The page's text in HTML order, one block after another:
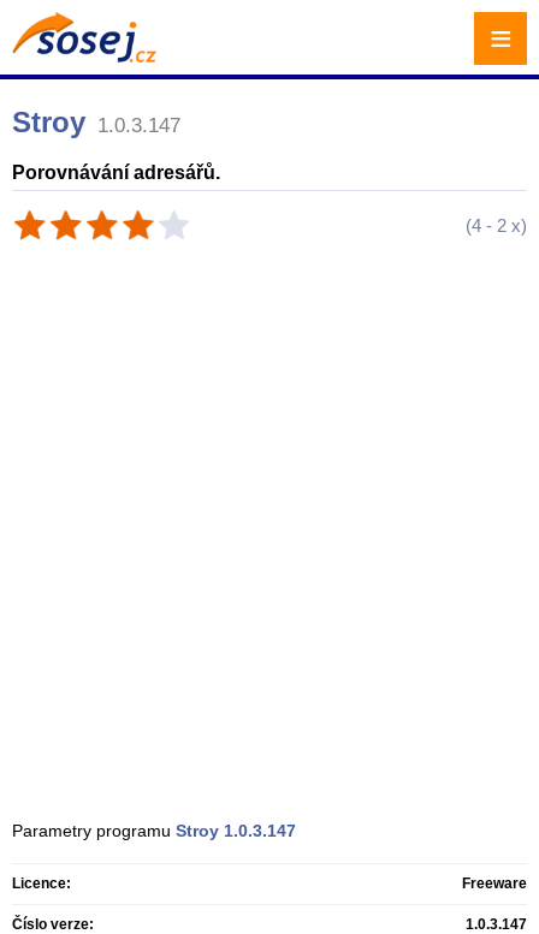
Stroy 1.0.3.147
Porovnávání adresářů.
(4 - 2 x)
Parametry programu Stroy 1.0.3.147
Licence: Freeware
Číslo verze: 1.0.3.147
≡